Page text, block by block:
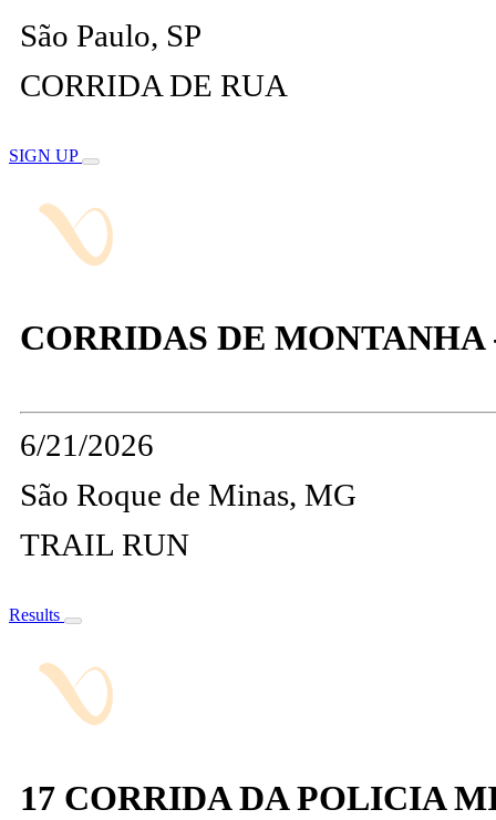
São Paulo, SP
CORRIDA DE RUA
SIGN UP
CORRIDAS DE MONTANHA
6/21/2026
São Roque de Minas, MG
TRAIL RUN
Results
17 CORRIDA DA POLICIA